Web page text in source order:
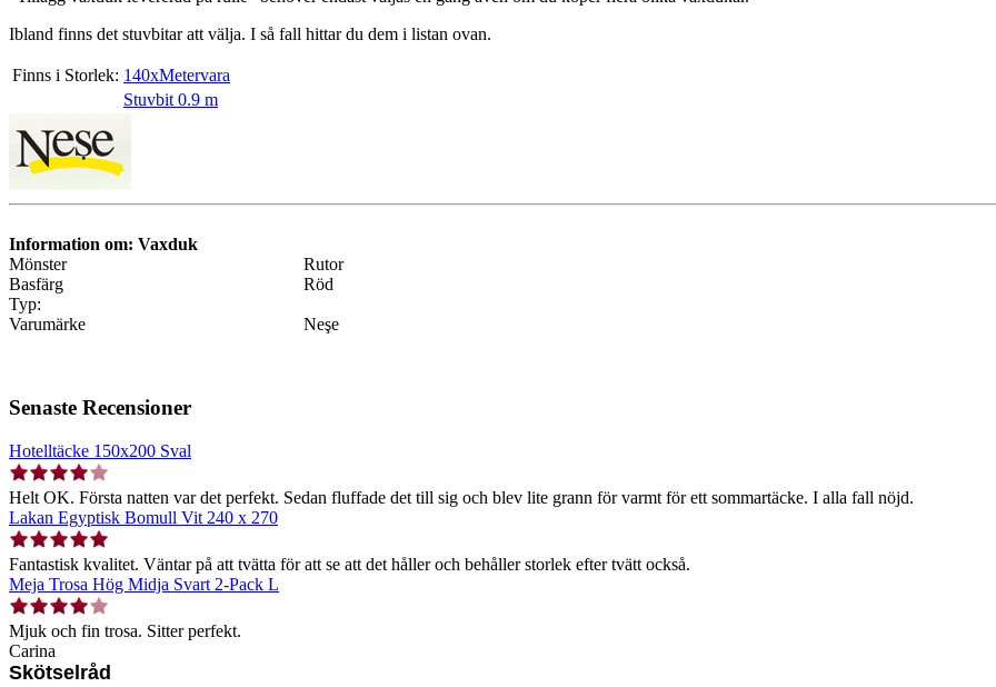
Ibland finns det stuvbitar att välja. I så fall hittar du dem i listan ovan.
Finns i Storlek: 140xMetervara
Stuvbit 0.9 m
Information om: Vaxduk
Mönster
Rutor
Basfärg
Röd
Typ:
Varumärke
Neşe
Senaste Recensioner
Hotelltäcke 150x200 Sval
Helt OK. Första natten var det perfekt. Sedan fluffade det till sig och blev lite grann för varmt för ett sommartäcke. I alla fall nöjd.
Lakan Egyptisk Bomull Vit 240 x 270
Fantastisk kvalitet. Väntar på att tvätta för att se att det håller och behåller storlek efter tvätt också.
Meja Trosa Hög Midja Svart 2-Pack L
Mjuk och fin trosa. Sitter perfekt.
Carina
Skötselråd